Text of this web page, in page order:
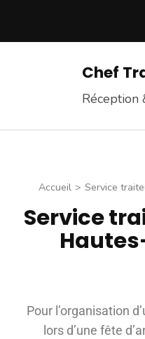
Chef
Réception
Accueil > Service
Service
Pour l’organisation
lors d’une fête